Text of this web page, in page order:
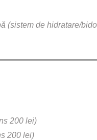
(sistem de hidratare/
200 lei)
200 lei)